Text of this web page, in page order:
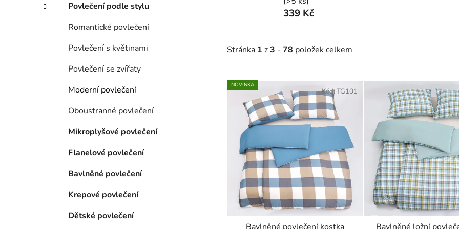
Povlečení podle stylu
Romantické povlečení
Povlečení s květinami
Povlečení se zvířaty
Moderní povlečení
Oboustranné povlečení
Mikroplyšové povlečení
Flanelové povlečení
Bavlněné povlečení
Krepové povlečení
Dětské povlečení
339 Kč
Stránka 1 z3 - 78 položek celkem
V
ý
NOVINKA
Kód:TG101